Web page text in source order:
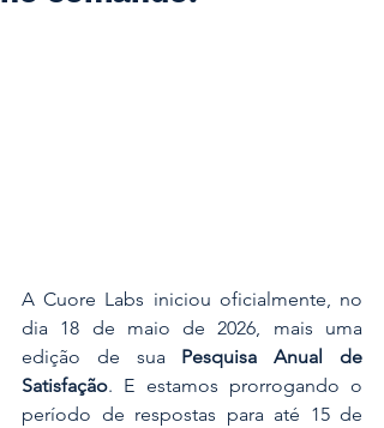
A Cuore Labs iniciou oficialmente, no
dia 18 de maio de 2026, mais uma
edição de sua Pesquisa Anual de
Satisfação. E estamos prorrogando o
período de respostas para até 15 de